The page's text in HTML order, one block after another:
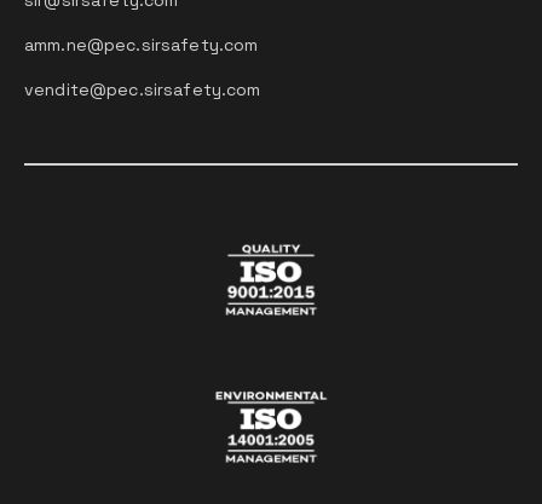
amm.ne@pec.sirsafety.com
vendite@pec.sirsafety.com